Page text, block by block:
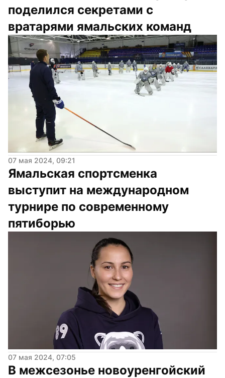
поделился секретами с
вратарями ямальских команд
07 мая 2024, 09:21
Ямальская спортсменка
выступит на международном
турнире по современному
пятиборью
07 мая 2024, 07:05
В межсезонье новоуренгойский